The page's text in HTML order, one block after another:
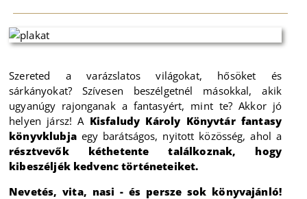
Szereted a varázslatos világokat, hősöket és
sárkányokat? Szívesen beszélgetnél másokkal, akik
ugyanúgy rajonganak a fantasyért, mint te? Akkor jó
helyen jársz! A Kisfaludy Károly Könyvtár fantasy
könyvklubjaegy barátságos, nyitott közösség, ahol a
résztvevők kéthetente találkoznak, hogy
kibeszéljék kedvenc történeteiket.
Nevetés, vita, nasi - és persze sok könyvajánló!